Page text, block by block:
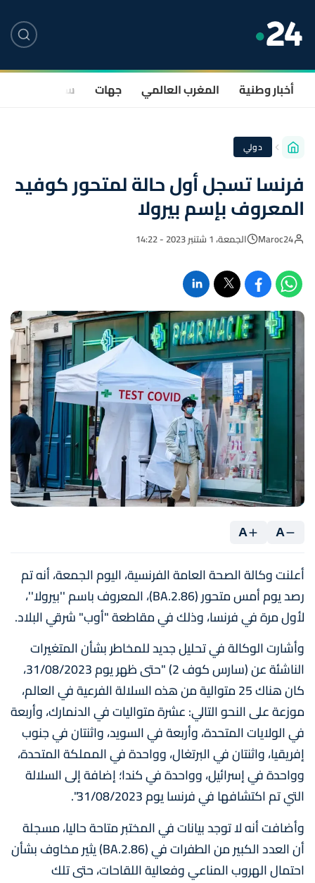
أخبار وطنية المغرب العالمي جهات سياسة
دولي
فرنسا تسجل أول حالة لمتحور كوفيد
المعروف بإسم بيرولا
Maroc24 الجمعة، 1 شتنبر 2023 - 14:22
A
A
أعلنت وكالة الصحة العامة الفرنسية، اليوم الجمعة، أنه تم
رصد يوم أمس متحور (BA.2.86)، المعروف باسم ''بيرولا''،
لأول مرة في فرنسا، وذلك في مقاطعة "أوب" شرقي البلاد.
وأشارت الوكالة في تحليل جديد للمخاطر بشأن المتغيرات
الناشئة عن (سارس كوف 2) "حتى ظهر يوم 31/08/2023،
كان هناك 25 متوالية من هذه السلالة الفرعية في العالم،
موزعة على النحو التالي: عشرة متواليات في الدنمارك، وأربعة
في الولايات المتحدة، وأربعة في السويد، واثنتان في جنوب
إفريقيا، واثنتان في البرتغال، وواحدة في المملكة المتحدة،
وواحدة في إسرائيل، وواحدة في كندا؛ إضافة إلى السلالة
التي تم اكتشافها في فرنسا يوم 31/08/2023".
وأضافت أنه لا توجد بيانات في المختبر متاحة حاليا، مسجلة
أن العدد الكبير من الطفرات في (BA.2.86) يثير مخاوف بشأن
احتمال الهروب المناعي وفعالية اللقاحات، حتى تلك